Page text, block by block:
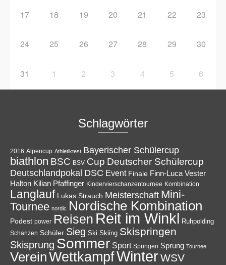
17 18 19 20 21 22 23
24 25 26 27 28 29 30
31 1 2 3 4 5 6
Schlagwörter
2016 Alpencup Athletiktest Bayerischer Schülercup
biathlon BSC BSV Cup Deutscher Schülercup
Deutschlandpokal DSC Event Finale Finn-Luca Vester
Halton Kilian Pfaffinger Kindervierschanzentournee Kombination
Langlauf Lukas Strauch Meisterschaft Mini-
Tournee nordic Nordische Kombination
Podest power Reisen Reit im Winkl Ruhpolding
Schanzen Schüler Sieg Ski Skiing Skispringen
Skisprung Sommer Sport Springen Sprung Tournee
VereinWettkampfWinterWSV